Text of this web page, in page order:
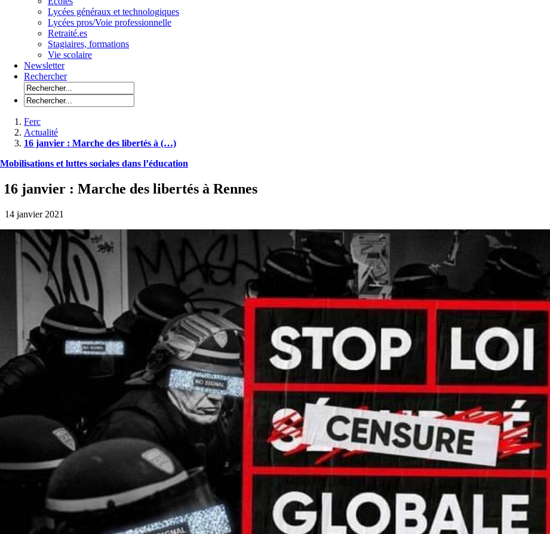
Lycées généraux et technologiques
Lycées pros/Voie professionnelle
Retraité.es
Stagiaires, formations
Vie scolaire
Newsletter
Rechercher
Ferc
Actualité
16 janvier : Marche des libertés à (…)
Mobilisations et luttes sociales dans l’éducation
16 janvier : Marche des libertés à Rennes
14 janvier 2021